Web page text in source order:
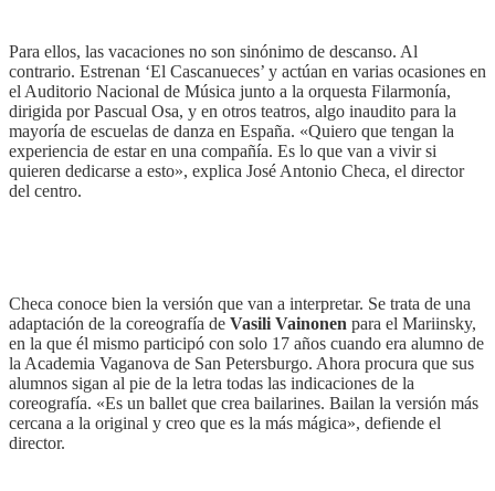
Para ellos, las vacaciones no son sinónimo de descanso. Al
contrario. Estrenan ‘El Cascanueces’ y actúan en varias ocasiones en
el Auditorio Nacional de Música junto a la orquesta Filarmonía,
dirigida por Pascual Osa, y en otros teatros, algo inaudito para la
mayoría de escuelas de danza en España. «Quiero que tengan la
experiencia de estar en una compañía. Es lo que van a vivir si
quieren dedicarse a esto», explica José Antonio Checa, el director
del centro.
Checa conoce bien la versión que van a interpretar. Se trata de una
adaptación de la coreografía de Vasili Vainonen para el Mariinsky,
en la que él mismo participó con solo 17 años cuando era alumno de
la Academia Vaganova de San Petersburgo. Ahora procura que sus
alumnos sigan al pie de la letra todas las indicaciones de la
coreografía. «Es un ballet que crea bailarines. Bailan la versión más
cercana a la original y creo que es la más mágica», defiende el
director.